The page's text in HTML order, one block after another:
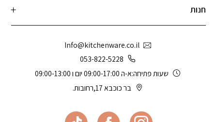
חנות
Info@kitchenware.co.il
053-822-5228
שעות פתיחה:א-ה 09:00-17:00 יום ו 09:00-13:00
בר כוכבא 17,רחובות.